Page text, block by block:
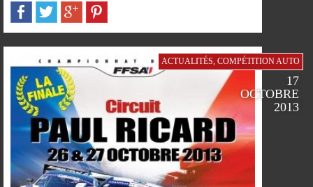
PLUS
FACEBOOKTWITTERGOOGLEPINTEREST
SUR SUR SUR SUR
ACTUALITÉS, COMPÉTITION AUTO
17
OCTOBRE
2013